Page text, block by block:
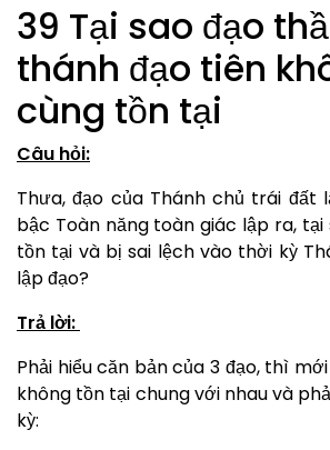
39 Tại sao đạo
thánh đạo tiên
cùng tồn tại
Câu hỏi:
Thưa, đạo của Thánh chủ trái đất
bậc Toàn năng toàn giác lập ra, tại
tồn tại và bị sai lệch vào thời kỳ
lập đạo?
Trả lời:
Phải hiểu căn bản của 3 đạo, thì
không tồn tại chung với nhau và
kỳ: